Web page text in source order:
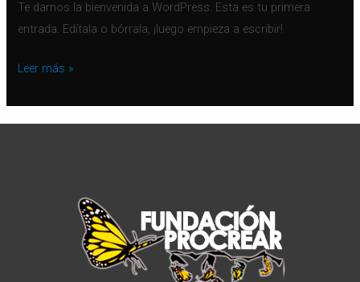
Te damos la bienvenida a WordPress. Esta es tu primera
entrada. Edítala o bórrala, ¡luego empieza a escribir!
Leer más »